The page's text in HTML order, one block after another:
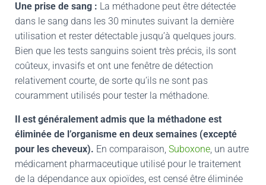
Une prise de sang : La méthadone peut être détectée
dans le sang dans les 30 minutes suivant la dernière
utilisation et rester détectable jusqu’à quelques jours.
Bien que les tests sanguins soient très précis, ils sont
coûteux, invasifs et ont une fenêtre de détection
relativement courte, de sorte qu’ils ne sont pas
couramment utilisés pour tester la méthadone.
Il est généralement admis que la méthadone est
éliminée de l’organisme en deux semaines (excepté
pour les cheveux). En comparaison, Suboxone, un autre
médicament pharmaceutique utilisé pour le traitement
de la dépendance aux opioïdes, est censé être éliminée